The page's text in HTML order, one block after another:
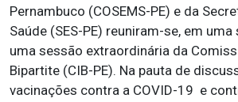
Pernambuco (COSEMS-PE) e da
Saúde (SES-PE) reuniram-se, em uma
uma sessão extraordinária da
Bipartite (CIB-PE). Na pauta de
vacinações contra a COVID-19 e